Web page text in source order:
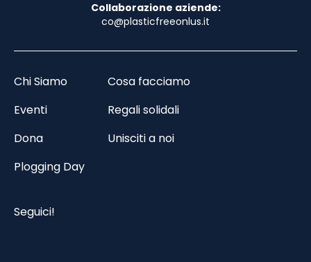
Collaborazione aziende:
co@plasticfreeonlus.it
Chi Siamo
Cosa facciamo
Eventi
Regali solidali
Dona
Unisciti a noi
Plogging Day
Seguici!